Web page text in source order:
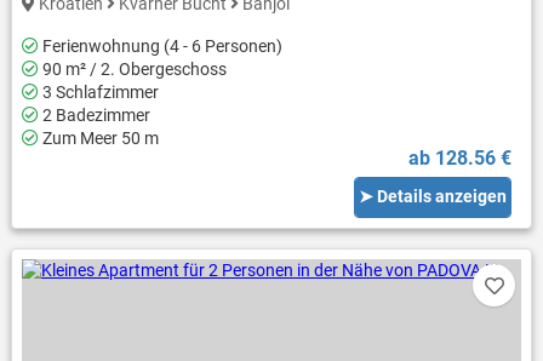
Ferienwohnung (4 - 6 Personen)
90 m² / 2. Obergeschoss
3 Schlafzimmer
2 Badezimmer
Zum Meer 50 m
ab 128.56 €
➤ Details anzeigen